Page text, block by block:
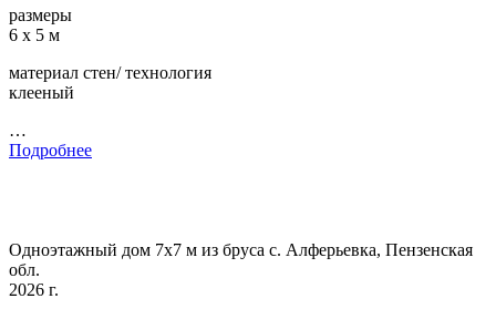
размеры
6 х 5 м
материал стен/ технология
клееный
…
Подробнее
Одноэтажный дом 7х7 м из бруса с. Алферьевка, Пензенская
обл.
2026 г.